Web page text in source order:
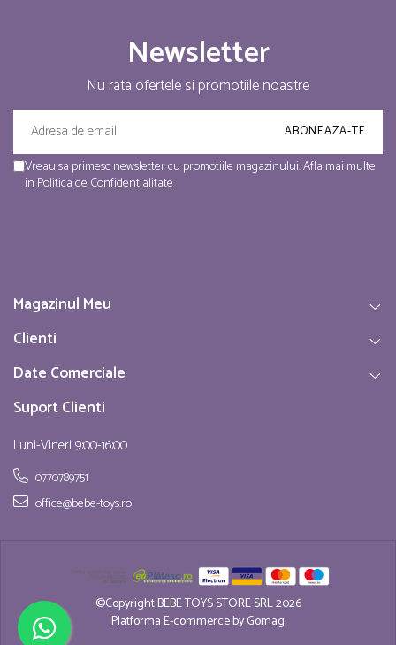
Newsletter
Nu rata ofertele si promotiile noastre
Vreau sa primesc newsletter cu promotiile magazinului. Afla mai multe
inPolitica de Confidentialitate
Magazinul Meu
Clienti
Date Comerciale
Suport Clienti
Luni-Vineri 9:00-16:00
0770789751
office@bebe-toys.ro
©Copyright BEBE TOYS STORE SRL 2026
Platforma E-commerce by Gomag